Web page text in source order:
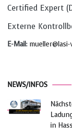
Certified Expert
Externe
E-Mail:
NEWS/INFOS
in